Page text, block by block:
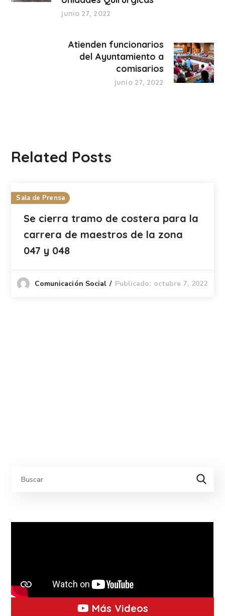
junio 27, 2022
Atienden funcionarios
del Ayuntamiento a
comisarios
junio 27, 2022
Related Posts
Sala de Prensa
Se cierra tramo de costera para la
carrera de maestros de la zona
047 y 048
Comunicación Social Publicado: octubre 7, 2022
Más Videos